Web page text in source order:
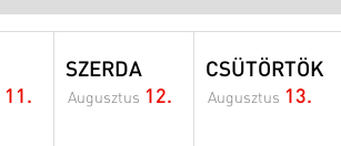
11.
SZERDA
Augusztus 12.
CSÜTÖRTÖK
Augusztus 13.